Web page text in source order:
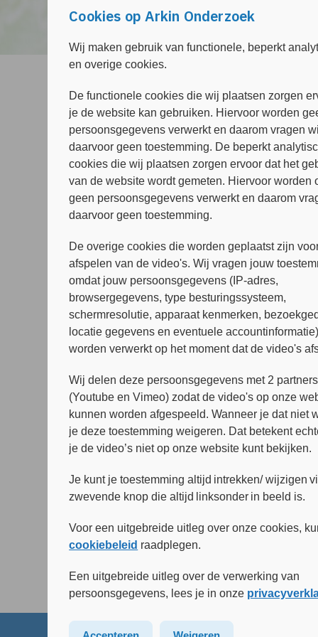
Ella van Beers
PhD Student, Psycholoog
Meer over mijzelf:
I am a researcher and incoming PhD
psychology. I have experience working in
I am from.
The focus of my work will be on Anorexia
projects at Novarum. I am interested in
precipitating factors in eating disorders, and
PTSD. I am excited to be a part of the Arkin
disorders and ways to improve patient
Betrokken bij de volgende
Cocoon – Anorexia Nervosa & PTSS
Stuur e-mail Publicaties
Cookies op Arkin Onderzoek
Wij maken gebruik van functionele, beperkt
en overige cookies.
De functionele cookies die wij plaatsen zorgen
je de website kan gebruiken. Hiervoor worden
persoonsgegevens verwerkt en daarom vragen
daarvoor geen toestemming. De beperkt
cookies die wij plaatsen zorgen ervoor dat het
van de website wordt gemeten. Hiervoor worden
geen persoonsgegevens verwerkt en daarom
daarvoor geen toestemming.
De overige cookies die worden geplaatst zijn
afspelen van de video's. Wij vragen jouw
omdat jouw persoonsgegevens (IP-adres,
browsergegevens, type besturingssysteem,
schermresolutie, apparaat kenmerken,
locatie gegevens en eventuele accountinformatie)
worden verwerkt op het moment dat de video's
Wij delen deze persoonsgegevens met 2 partners
(Youtube en Vimeo) zodat de video's op onze
kunnen worden afgespeeld. Wanneer je dat niet
je deze toestemming weigeren. Dat betekent
je de video’s niet op onze website kunt bekijken.
Je kunt je toestemming altijd intrekken/ wijzigen
zwevende knop die altijd linksonder in beeld is.
Voor een uitgebreide uitleg over onze cookies,
cookiebeleid raadplegen.
Een uitgebreide uitleg over de verwerking van
persoonsgegevens, lees je in onze